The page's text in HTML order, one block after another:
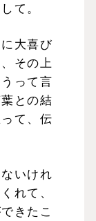
て。
大喜び
その上
って言
との結
て、伝
いけれ
れて、
きたこ